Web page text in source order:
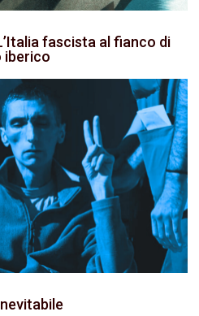
fascista al fianco di
iberico